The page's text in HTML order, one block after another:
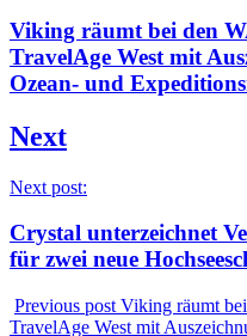
Viking räumt bei den
TravelAge West mit
Ozean- und
Next
Next post:
Crystal unterzeichnet
für zwei neue
Previous post Viking räumt
TravelAge West mit